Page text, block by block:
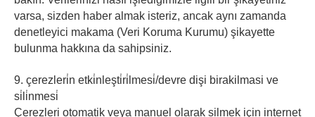
varsa, sizden haber almak isteriz, ancak aynı zamanda
denetleyici makama (Veri Koruma Kurumu) şikayette
bulunma hakkına da sahipsiniz.
9. çerezleri̇n etki̇nleşti̇ri̇lmesi̇/devre dişi birakilmasi ve
si̇li̇nmesi̇
Çerezleri otomatik veya manuel olarak silmek için internet